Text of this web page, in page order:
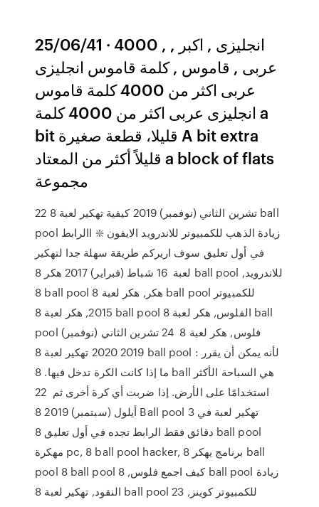
25/06/41 · 4000 , انجليزى , اكبر ,
عربى , قاموس , كلمة قاموس انجليزى
عربى اكثر من 4000 كلمة قاموس
انجليزى عربى اكثر من 4000 كلمة a
bit قليلا، قطعة صغيرة A bit extra
قليلاً أكثر من المعتاد a block of flats
مجموعة
22 تشرين الثاني (نوفمبر) 2019 كيفية تهكير لعبة 8 ball
pool زيادة الذهب للكمبيوتر للاندرويد الايفون ❇️ االرابط
في أول تعليق سوف اريركم طريقة سهلة جدا لتهكير
لعبة 16 شباط (فبراير) 2017 هكر 8 ball pool للاندرويد,
8 ball pool هكر, هكر لعبة 8 ball pool للكمبيوتر
2015, هكر لعبة 8 ball pool الفلوس, هكر لعبة 8 ball
pool فلوس, هكر لعبة 8 24 تشرين الثاني (نوفمبر)
2019 2020 تهكير لعبة 8 ball pool : لأنه يمكن أن يقرر
ما إذا كانت الكرة تدخل فيها. 8 ball هي السباحة الأكثر
استخدامًا على الأرض. إذا ضربت أي كرة أخرى ثم 22
أيلول (سبتمبر) 2019 8 Ball pool تهكير لعبة في 3
دقائق فقط الرابط تجده في أول تعليق 8 ball pool
مهكرة pc, 8 ball pool hacker, برنامج يهكر 8 ball
pool 8 ball pool كيف اجمع فلوس, 8 ball pool زيادة
النقود, تهكير لعبة 8 ball pool للكمبيوتر كوينز, 23